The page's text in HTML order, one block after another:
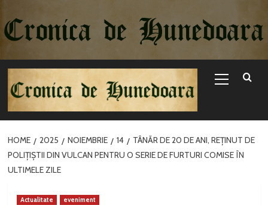
la
conținut
Menu
HOME 2025 NOIEMBRIE 14
TÂNĂR DE 20 DE ANI, REȚINUT DE
POLIȚIȘTII DIN VULCAN PENTRU O SERIE DE FURTURI COMISE ÎN
ULTIMELE ZILE
Actualitate eveniment